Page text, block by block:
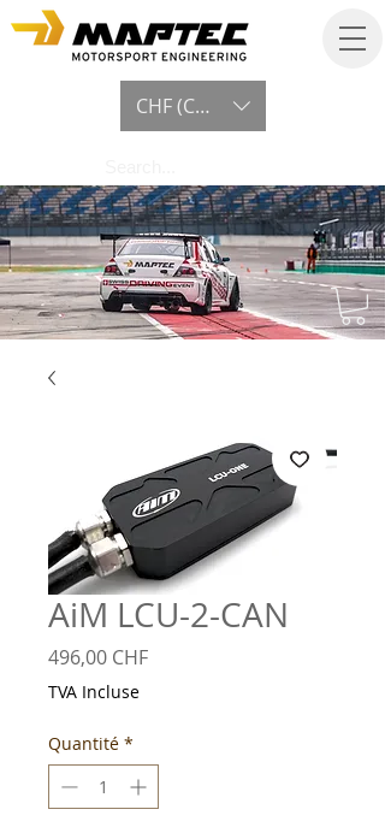
CHF (CHF)
AiM LCU-2-CAN
496,00 CHFPrix
TVA Incluse
Quantité *